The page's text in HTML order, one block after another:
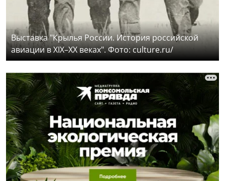
Выставка "Крылья России. История российской
авиации в XIX–XX веках". Фото: culture.ru/